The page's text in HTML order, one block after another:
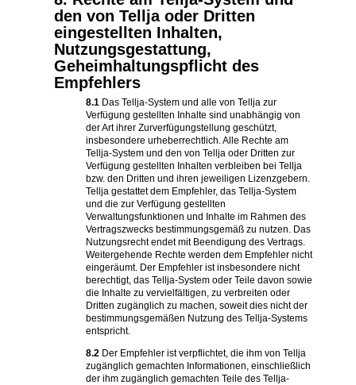
den von Tellja oder Dritten
eingestellten Inhalten,
Nutzungsgestattung,
Geheimhaltungspflicht des
Empfehlers
8.1 Das Tellja-System und alle von Tellja zur
Verfügung gestellten Inhalte sind unabhängig von
der Art ihrer Zurverfügungstellung geschützt,
insbesondere urheberrechtlich. Alle Rechte am
Tellja-System und den von Tellja oder Dritten zur
Verfügung gestellten Inhalten verbleiben bei Tellja
bzw. den Dritten und ihren jeweiligen Lizenzgebern.
Tellja gestattet dem Empfehler, das Tellja-System
und die zur Verfügung gestellten
Verwaltungsfunktionen und Inhalte im Rahmen des
Vertragszwecks bestimmungsgemäß zu nutzen. Das
Nutzungsrecht endet mit Beendigung des Vertrags.
Weitergehende Rechte werden dem Empfehler nicht
eingeräumt. Der Empfehler ist insbesondere nicht
berechtigt, das Tellja-System oder Teile davon sowie
die Inhalte zu vervielfältigen, zu verbreiten oder
Dritten zugänglich zu machen, soweit dies nicht der
bestimmungsgemäßen Nutzung des Tellja-Systems
entspricht.
8.2 Der Empfehler ist verpflichtet, die ihm von Tellja
zugänglich gemachten Informationen, einschließlich
der ihm zugänglich gemachten Teile des Tellja-